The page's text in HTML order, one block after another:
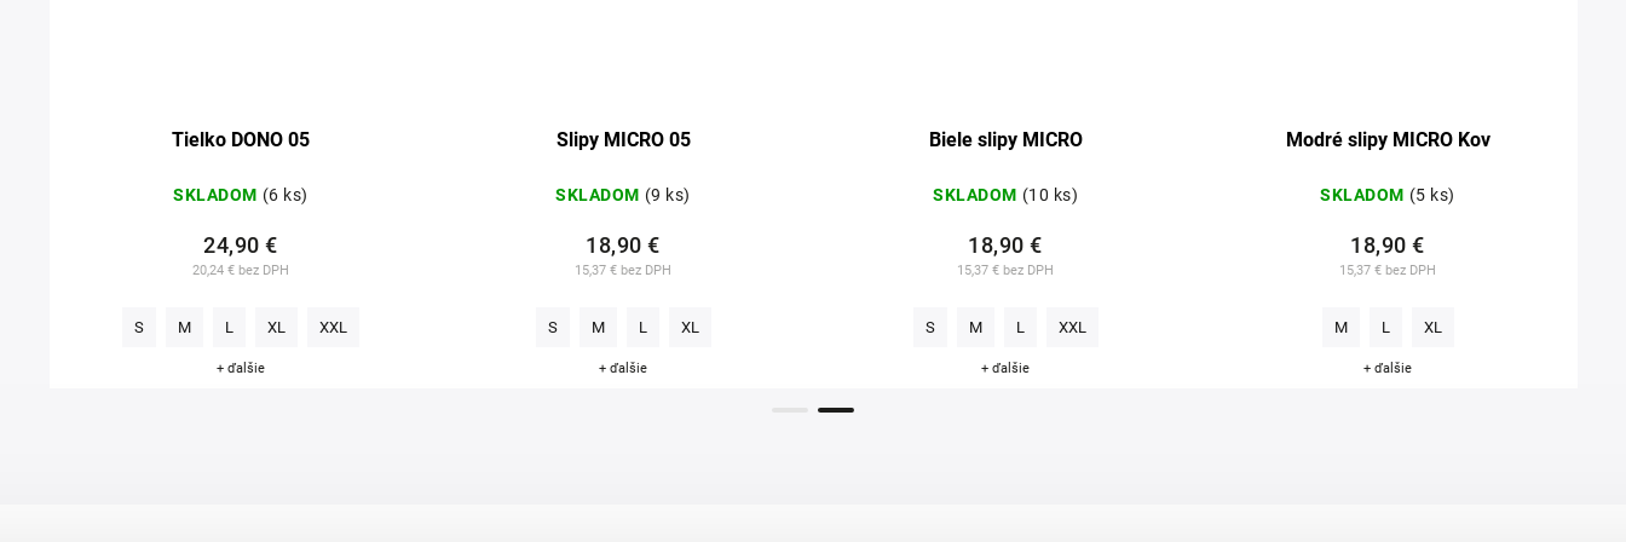
Tielko DONO 05
SKLADOM (6 ks)
20,24 € bez DPH
24,90 €
S M L XL XXL
+ ďalšie
Slipy MICRO 05
SKLADOM (9 ks)
15,37 € bez DPH
18,90 €
S M L XL
+ ďalšie
Biele slipy MICRO
SKLADOM (10 ks)
15,37 € bez DPH
18,90 €
S M L XXL
+ ďalšie
Modré slipy MICRO Kov
SKLADOM (5 ks)
15,37 € bez DPH
18,90 €
M L XL
+ ďalšie